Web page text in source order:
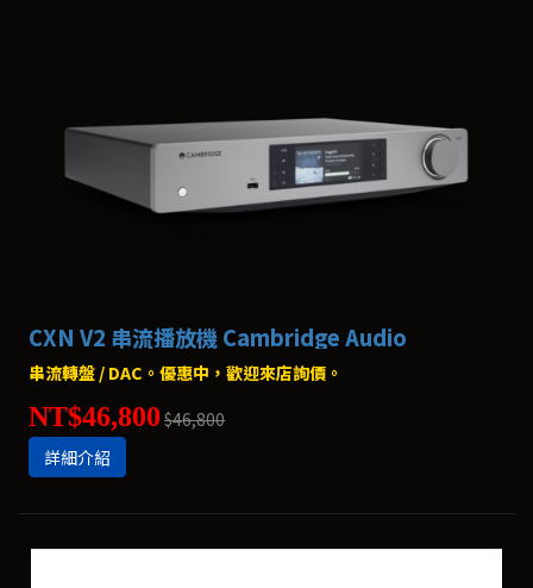
CXN V2 串流播放機 Cambridge Audio
串流轉盤 / DAC。優惠中，歡迎來店詢價。
NT$46,800 $46,800
詳細介紹